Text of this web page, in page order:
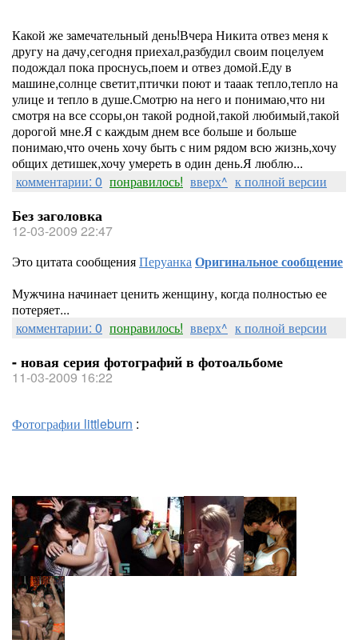
Какой же замечательный день!Вчера Никита отвез меня к
другу на дачу,сегодня приехал,разбудил своим поцелуем
подождал пока проснусь,поем и отвез домой.Еду в
машине,солнце светит,птички поют и тааак тепло,тепло на
улице и тепло в душе.Смотрю на него и понимаю,что ни
смотря на все ссоры,он такой родной,такой любимый,такой
дорогой мне.Я с каждым днем все больше и больше
понимаю,что очень хочу быть с ним рядом всю жизнь,хочу
общих детишек,хочу умереть в один день.Я люблю...
комментарии: 0 понравилось! вверх^ к полной версии
Без заголовка
12-03-2009 22:47
Это цитата сообщенияПеруанкаОригинальное сообщение
Мужчина начинает ценить женщину, когда полностью ее
потеряет...
комментарии: 0 понравилось! вверх^ к полной версии
- новая серия фотографий в фотоальбоме
11-03-2009 16:22
Фотографии littleburn :